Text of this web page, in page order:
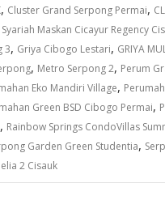
, Cluster Grand Serpong Permai,
Maskan Cicayur Regency
3, Griya Cibogo Lestari, GRIYA
, Metro Serpong 2, Perum
Eko Mandiri Village,
Green BSD Cibogo Permai,
, Rainbow Springs CondoVillas
Garden Green Studentia,
2 Cisauk